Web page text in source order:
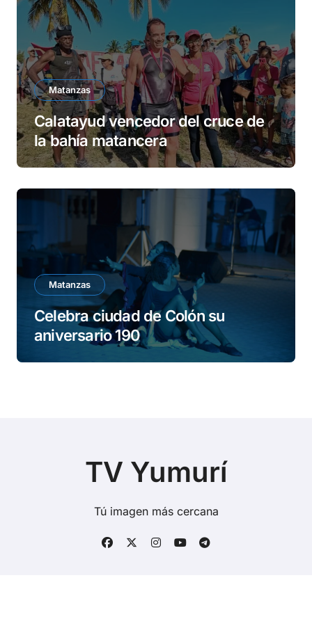
Matanzas
Calatayud vencedor del cruce de
la bahía matancera
Matanzas
Celebra ciudad de Colón su
aniversario 190
TV Yumurí
Tú imagen más cercana